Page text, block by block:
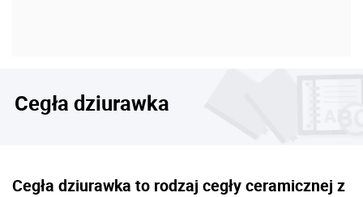
Cegła dziurawka
Cegła dziurawka to rodzaj cegły ceramicznej z